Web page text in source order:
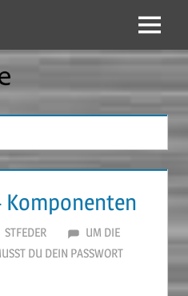
Menü
Komponenten
STFEDER
UM DIE
DU DEIN PASSWORT